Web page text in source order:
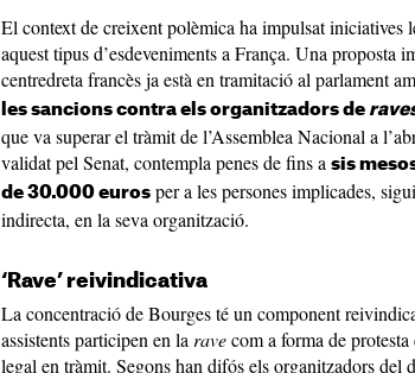
El context de creixent polèmica ha impulsat iniciatives
aquest tipus d’esdeveniments a França. Una proposta
centredreta francès ja està en tramitació al parlament
les sancions contra els organitzadors de
que va superar el tràmit de l’Assemblea Nacional a
validat pel Senat, contempla penes de fins a sis
de 30.000 euros per a les persones implicades,
indirecta, en la seva organització.
‘Rave’ reivindicativa
La concentració de Bourges té un component
assistents participen en la ravecom a forma de
legal en tràmit. Segons han difós els organitzadors del